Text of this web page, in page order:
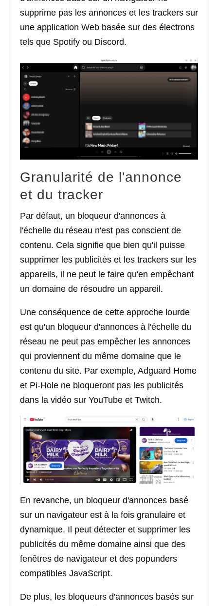
supprime pas les annonces et les trackers sur
une application Web basée sur des électrons
tels que Spotify ou Discord.
Granularité de l'annonce
et du tracker
Par défaut, un bloqueur d'annonces à
l'échelle du réseau n'est pas conscient de
contenu. Cela signifie que bien qu'il puisse
supprimer les publicités et les trackers sur les
appareils, il ne peut le faire qu'en empêchant
un domaine de résoudre un appareil.
Une conséquence de cette approche lourde
est qu'un bloqueur d'annonces à l'échelle du
réseau ne peut pas empêcher les annonces
qui proviennent du même domaine que le
contenu du site. Par exemple, Adguard Home
et Pi-Hole ne bloqueront pas les publicités
dans la vidéo sur YouTube et Twitch.
En revanche, un bloqueur d'annonces basé
sur un navigateur est à la fois granulaire et
dynamique. Il peut détecter et supprimer les
publicités du même domaine ainsi que des
fenêtres de navigateur et des popunders
compatibles JavaScript.
De plus, les bloqueurs d'annonces basés sur